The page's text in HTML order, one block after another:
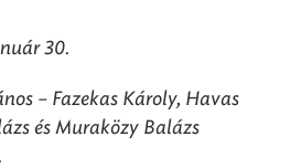
30.
– Fazekas Károly, Havas
és Muraközy Balázs